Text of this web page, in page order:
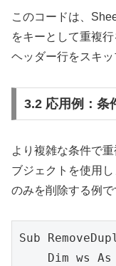
このコードは、
をキーとして重複行
ヘッダー行をスキッ
3.2 応用例：条
より複雑な条件で重
ブジェクトを使用
のみを削除する例で
Sub
Dim ws